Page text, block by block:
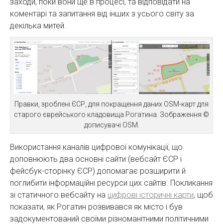
коментарі та запитання від інших з усього світу за
декілька митей.
Правки, зроблені ЄСР, для покращення даних OSM-карт для
старого єврейського кладовища Рогатина. Зображення ©
дописувачі OSM.
Використання каналів цифрової комунікації, що
доповнюють два основні сайти (вебсайт ЄСР і
фейсбук-сторінку ЄСР) допомагає розширити й
поглибити інформаційні ресурси цих сайтів. Покликання
зі статичного вебсайту на цифрові історичні карти, щоб
показати, як Рогатин розвивався як місто і був
задокументований своїми різноманітними політичними